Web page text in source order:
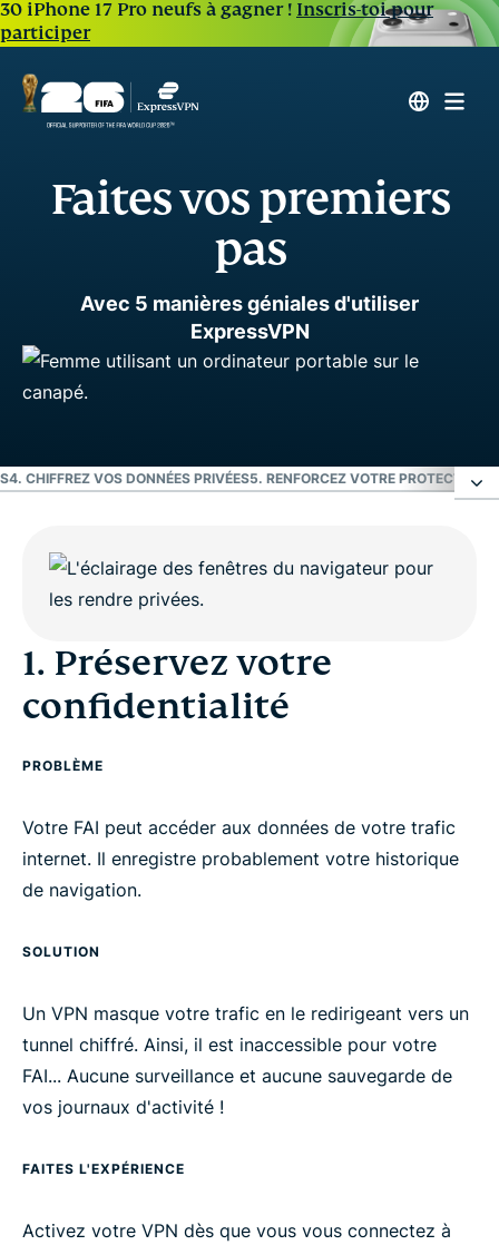
30 iPhone 17 Pro neufs à gagner ! Inscris-toi pour
participer
Faites vos premiers
pas
Avec 5 manières géniales d'utiliser
ExpressVPN
4. CHIFFREZ VOS DONNÉES PRIVÉES5. RENFORCEZ VOTRE PROTECTION
2. Rejoignez la lutte contre la censure
3. Faites des économies
Un de vos amis a besoin d'un VPN ?
Vous cherchez un VPN ? Voici pourquoi choisir
1. Préservez votre
confidentialité
PROBLÈME
Votre FAI peut accéder aux données de votre trafic
internet. Il enregistre probablement votre historique
de navigation.
SOLUTION
Un VPN masque votre trafic en le redirigeant vers un
tunnel chiffré. Ainsi, il est inaccessible pour votre
FAI... Aucune surveillance et aucune sauvegarde de
vos journaux d'activité !
FAITES L'EXPÉRIENCE
Activez votre VPN dès que vous vous connectez à